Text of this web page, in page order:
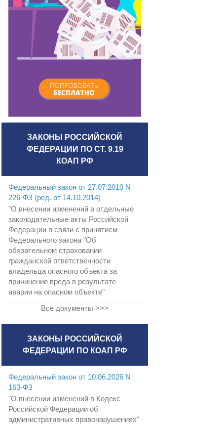
ЗАКОНЫ РОССИЙСКОЙ
ФЕДЕРАЦИИ ПО СТ. 9.19
КОАП РФ
Федеральный закон от 27.07.2010 N
226-ФЗ (ред. от 14.10.2014)
"О внесении изменений в отдельные
законодательные акты Российской
Федерации в связи с принятием
Федерального закона "Об
обязательном страховании
гражданской ответственности
владельца опасного объекта за
причинение вреда в результате
аварии на опасном объекте"
Все документы >>>
ЗАКОНЫ РОССИЙСКОЙ
ФЕДЕРАЦИИ ПО КОАП РФ
Федеральный закон от 10.06.2026 N
163-ФЗ
"О внесении изменений в Кодекс
Российской Федерации об
административных правонарушениях"